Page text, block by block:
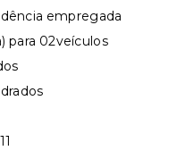
empregada
para 02veículos